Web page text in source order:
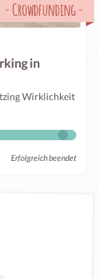
-Crowdfunding-
in
Wirklichkeit
Erfolgreich beendet